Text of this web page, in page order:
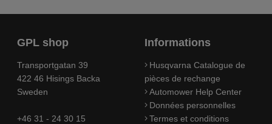
GPL shop
Transportgatan 39
422 46 Hisings Backa
Sweden
+46 31 - 24 30 15
Informations
Husqvarna Catalogue de
pièces de rechange
Automower Help Center
Données personnelles
Termes et conditions